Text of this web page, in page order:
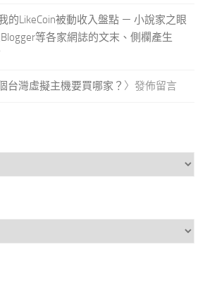
的LikeCoin被動收入盤點 － 小說家之眼
Blogger等各家網誌的文末、側欄產生
台灣虛擬主機要買哪家？ 〉發佈留言